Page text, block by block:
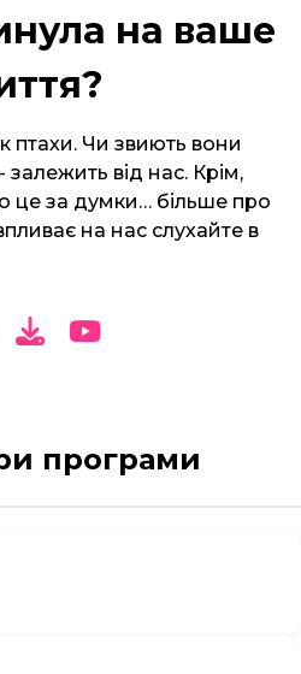
на ваше
птахи. Чи звиють вони
залежить від нас. Крім,
це за думки… більше про
на нас слухайте в
програми